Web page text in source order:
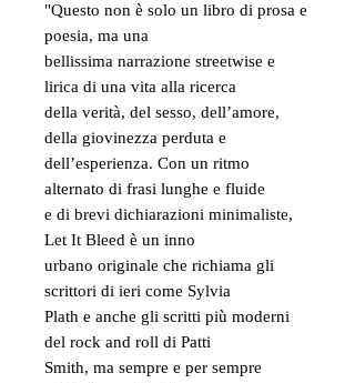
"Questo non è solo un libro di prosa e
poesia, ma una
bellissima narrazione streetwise e
lirica di una vita alla ricerca
della verità, del sesso, dell’amore,
della giovinezza perduta e
dell’esperienza. Con un ritmo
alternato di frasi lunghe e fluide
e di brevi dichiarazioni minimaliste,
Let It Bleed è un inno
urbano originale che richiama gli
scrittori di ieri come Sylvia
Plath e anche gli scritti più moderni
del rock and roll di Patti
Smith, ma sempre e per sempre